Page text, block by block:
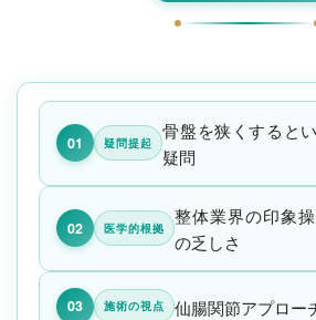
01 疑問提起
骨盤を狭くすると
疑問
02 医学的根拠
整体業界の印象
の乏しさ
03 施術の視点 仙腸関節アプロー